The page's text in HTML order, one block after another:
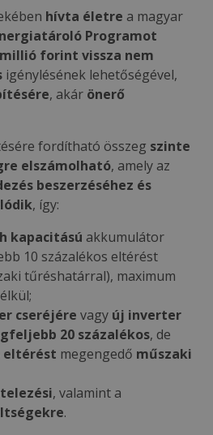
hívta életre a magyar
Programot
forint vissza nem
igénylésének lehetőségével,
, akár önerő
fordítható összeg szinte
elszámolható, amely az
beszerzéséhez és
, így:
kapacitású akkumulátor
10 százalékos eltérést
tűréshatárral), maximum
cseréjére vagy új inverter
20 százalékos, de
eltérést megengedő műszaki
, valamint a
.